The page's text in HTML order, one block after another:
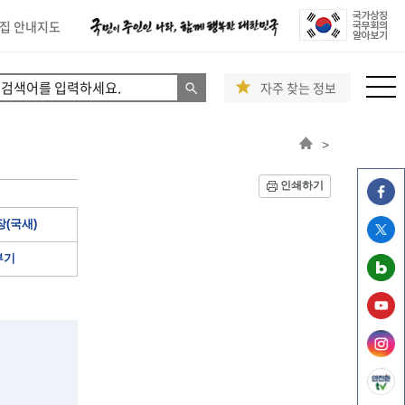
안내지도
자주 찾는 정보
>
인쇄하기
(국새)